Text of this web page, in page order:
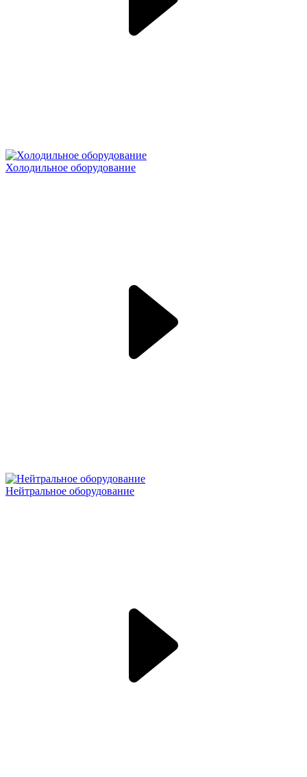
Холодильное оборудование
Нейтральное оборудование